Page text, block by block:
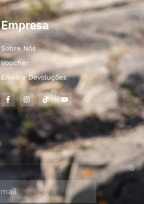
Empresa
Sobre Nós
Voucher
Envio e Devoluções